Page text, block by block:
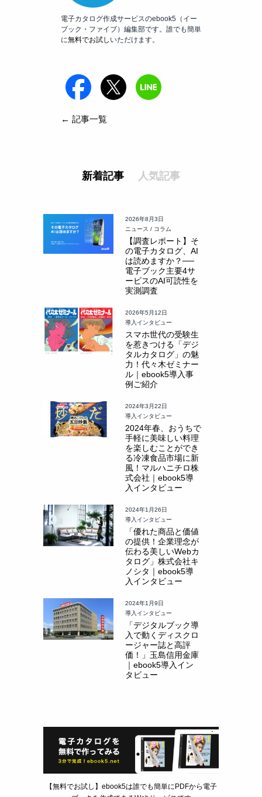
電子カタログ作成サービスのebook5（イー
ブック・ファイブ）編集部です。誰でも簡単
に無料でお試し いただけます。
← 記事一覧
新着記事 人気記事
2026年8月3日
ニュース / コラム
【調査レポート】そ
の電子カタログ、AI
は読めますか？──
電子ブック主要4サ
ービスのAI可読性を
実測調査
2026年5月12日
導入インタビュー
スマホ世代の受験生
を惹きつける「デジ
タルカタログ」の魅
力！代々木ゼミナー
ル｜ebook5導入事
例ご紹介
2024年3月22日
導入インタビュー
2024年春、おうちで
手軽に美味しい料理
を楽しむことができ
る冷凍食品市場に新
風！マルハニチロ株
式会社｜ebook5導
入インタビュー
2024年1月26日
導入インタビュー
「優れた商品と価値
の提供！企業理念が
伝わる美しいWebカ
タログ」株式会社キ
ノシタ｜ebook5導
入インタビュー
2024年1月9日
導入インタビュー
「デジタルブック導
入で動くディスクロ
ージャー誌と高評
価！」玉島信用金庫
｜ebook5導入イン
タビュー
【無料でお試し】ebook5は誰でも簡単にPDFから電子